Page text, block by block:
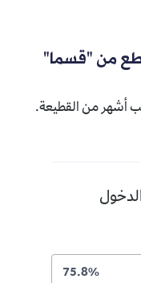
من "قسما"
أشهر من القطيعة.
75.8%